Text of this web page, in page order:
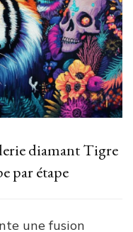
diamant Tigre
par étape
une fusion